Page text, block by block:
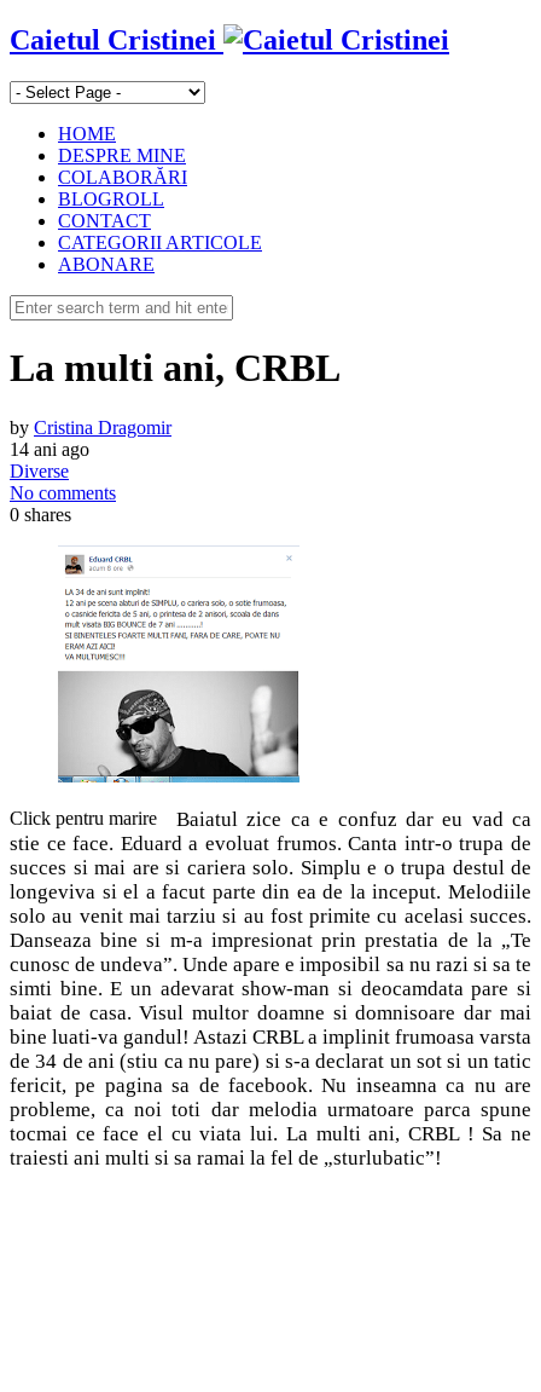
Caietul Cristinei
HOME
DESPRE MINE
COLABORĂRI
BLOGROLL
CONTACT
CATEGORII ARTICOLE
ABONARE
La multi ani, CRBL
by Cristina Dragomir
14 ani ago
Diverse
No comments
0 shares
Click pentru marire
Baiatul zice ca e confuz dar eu vad ca
stie ce face. Eduard a evoluat frumos. Canta intr-o trupa de
succes si mai are si cariera solo. Simplu e o trupa destul de
longeviva si el a facut parte din ea de la inceput. Melodiile
solo au venit mai tarziu si au fost primite cu acelasi succes.
Danseaza bine si m-a impresionat prin prestatia de la „Te
cunosc de undeva”. Unde apare e imposibil sa nu razi si sa te
simti bine. E un adevarat show-man si deocamdata pare si
baiat de casa. Visul multor doamne si domnisoare dar mai
bine luati-va gandul! Astazi CRBL a implinit frumoasa varsta
de 34 de ani (stiu ca nu pare) si s-a declarat un sot si un tatic
fericit, pe pagina sa de facebook. Nu inseamna ca nu are
probleme, ca noi toti dar melodia urmatoare parca spune
tocmai ce face el cu viata lui. La multi ani, CRBL ! Sa ne
traiesti ani multi si sa ramai la fel de „sturlubatic”!